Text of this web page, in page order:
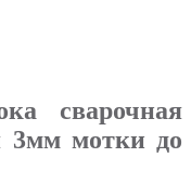
сварочная
3мм мотки до